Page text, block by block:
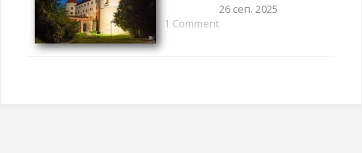
26 сеп. 2025
1 Comment